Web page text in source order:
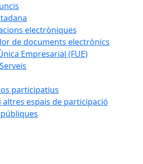
electròniques
de documents electrònics
Empresarial (FUE)
participatius
altres espais de participació